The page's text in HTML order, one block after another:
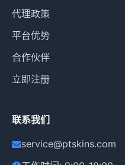
代理政策
平台优势
合作伙伴
立即注册
联系我们
service@ptskins.com